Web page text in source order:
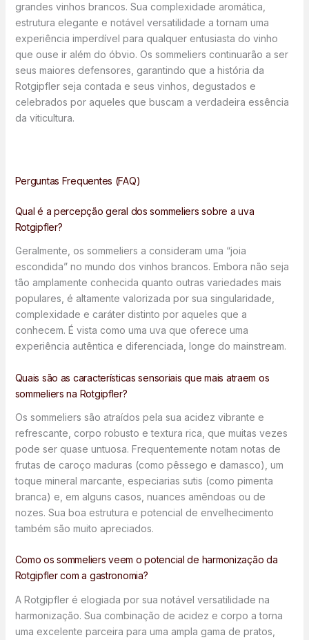
grandes vinhos brancos. Sua complexidade aromática,
estrutura elegante e notável versatilidade a tornam uma
experiência imperdível para qualquer entusiasta do vinho
que ouse ir além do óbvio. Os sommeliers continuarão a ser
seus maiores defensores, garantindo que a história da
Rotgipfler seja contada e seus vinhos, degustados e
celebrados por aqueles que buscam a verdadeira essência
da viticultura.
Perguntas Frequentes (FAQ)
Qual é a percepção geral dos sommeliers sobre a uva
Rotgipfler?
Geralmente, os sommeliers a consideram uma “joia
escondida” no mundo dos vinhos brancos. Embora não seja
tão amplamente conhecida quanto outras variedades mais
populares, é altamente valorizada por sua singularidade,
complexidade e caráter distinto por aqueles que a
conhecem. É vista como uma uva que oferece uma
experiência autêntica e diferenciada, longe do mainstream.
Quais são as características sensoriais que mais atraem os
sommeliers na Rotgipfler?
Os sommeliers são atraídos pela sua acidez vibrante e
refrescante, corpo robusto e textura rica, que muitas vezes
pode ser quase untuosa. Frequentemente notam notas de
frutas de caroço maduras (como pêssego e damasco), um
toque mineral marcante, especiarias sutis (como pimenta
branca) e, em alguns casos, nuances amêndoas ou de
nozes. Sua boa estrutura e potencial de envelhecimento
também são muito apreciados.
Como os sommeliers veem o potencial de harmonização da
Rotgipfler com a gastronomia?
A Rotgipfler é elogiada por sua notável versatilidade na
harmonização. Sua combinação de acidez e corpo a torna
uma excelente parceira para uma ampla gama de pratos,